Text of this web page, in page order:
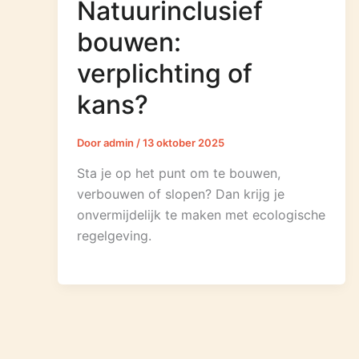
Natuurinclusief
bouwen:
verplichting of
kans?
Dooradmin /13 oktober 2025
Sta je op het punt om te bouwen,
verbouwen of slopen? Dan krijg je
onvermijdelijk te maken met ecologische
regelgeving.